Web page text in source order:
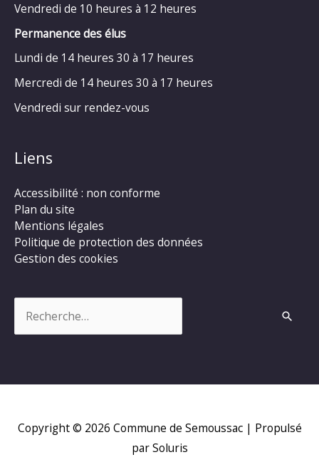
Vendredi de 10 heures à 12 heures
Permanence des élus
Lundi de 14 heures 30 à 17 heures
Mercredi de 14 heures 30 à 17 heures
Vendredi sur rendez-vous
Liens
Accessibilité : non conforme
Plan du site
Mentions légales
Politique de protection des données
Gestion des cookies
Copyright © 2026 Commune de Semoussac| Propulsé
par Soluris